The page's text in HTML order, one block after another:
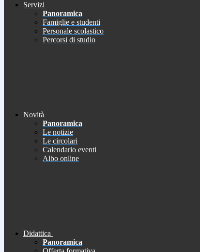
Servizi
Panoramica
Famiglie e studenti
Personale scolastico
Percorsi di studio
Novità
Panoramica
Le notizie
Le circolari
Calendario eventi
Albo online
Didattica
Panoramica